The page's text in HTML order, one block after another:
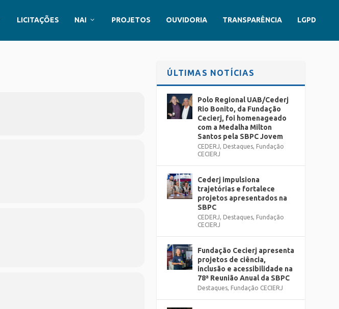
LICITAÇÕES NAI PROJETOS OUVIDORIA TRANSPARÊNCIA LGPD
ÚLTIMAS NOTÍCIAS
Polo Regional UAB/Cederj
Rio Bonito, da Fundação
Cecierj, foi homenageado
com a Medalha Milton
Santos pela SBPC Jovem
CEDERJ, Destaques, Fundação
CECIERJ
Cederj impulsiona
trajetórias e fortalece
projetos apresentados na
SBPC
CEDERJ, Destaques, Fundação
CECIERJ
Fundação Cecierj apresenta
projetos de ciência,
inclusão e acessibilidade na
78ª Reunião Anual da SBPC
Destaques, Fundação CECIERJ